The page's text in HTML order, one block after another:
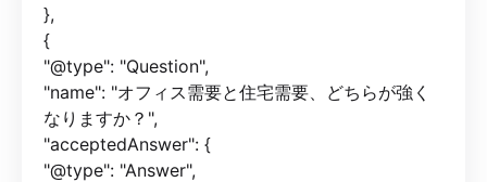
},
{
"@type": "Question",
"name": "オフィス需要と住宅需要、どちらが強く
なりますか？",
"acceptedAnswer": {
"@type": "Answer",